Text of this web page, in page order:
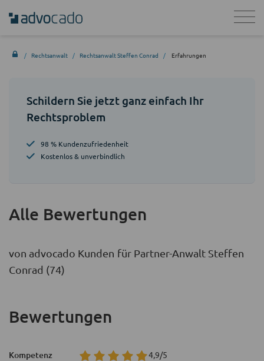
Rechtsanwalt Rechtsanwalt Steffen Conrad Erfahrungen
Schildern Sie jetzt ganz einfach Ihr
Rechtsproblem
98 % Kundenzufriedenheit
Kostenlos & unverbindlich
Alle Bewertungen
von advocado Kunden für Partner-Anwalt Steffen
Conrad (74)
Bewertungen
Kompetenz 4,9/5